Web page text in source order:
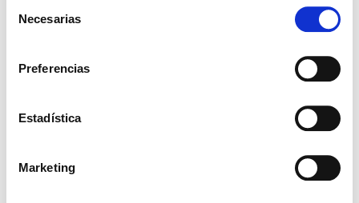
Necesarias
Preferencias
Estadística
Marketing